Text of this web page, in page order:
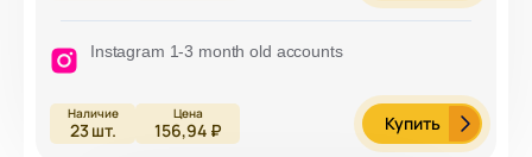
Instagram 1-3 month old accounts
23шт. 156,94 ₽ Купить